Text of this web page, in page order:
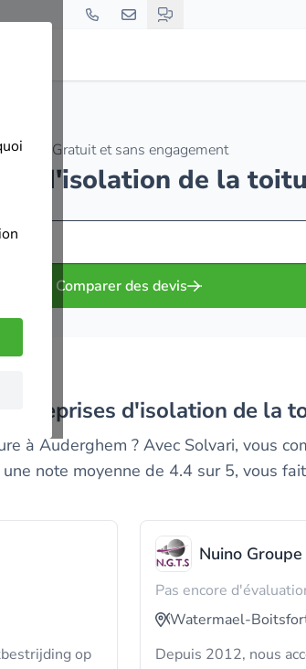
Gratuit et sans engagement
d'isolation de la
Comparer des devis
entreprises d'isolation de la
à Auderghem ? Avec Solvari, vous
note moyenne de 4.4 sur 5, vous
op
Nuino
Pas encore
Watermael-
Depuis 2012, nous